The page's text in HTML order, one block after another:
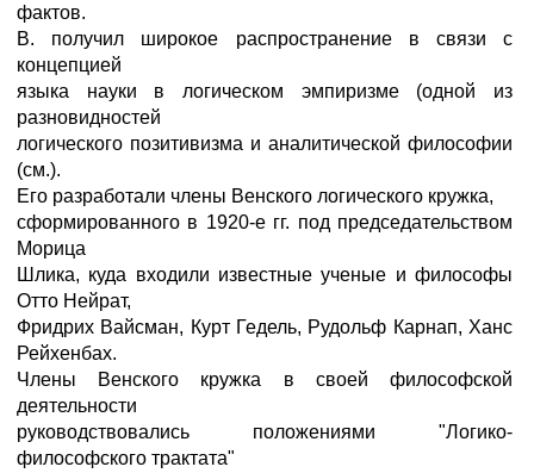
фактов.
В. получил широкое распространение в связи с
концепцией
языка науки в логическом эмпиризме (одной из
разновидностей
логического позитивизма и аналитической философии
(см.).
Его разработали члены Венского логического кружка,
сформированного в 1920-е гг. под председательством
Морица
Шлика, куда входили известные ученые и философы
Отто Нейрат,
Фридрих Вайсман, Курт Гедель, Рудольф Карнап, Ханс
Рейхенбах.
Члены Венского кружка в своей философской
деятельности
руководствовались положениями "Логико-
философского трактата"